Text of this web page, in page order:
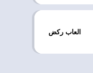
العاب ركض